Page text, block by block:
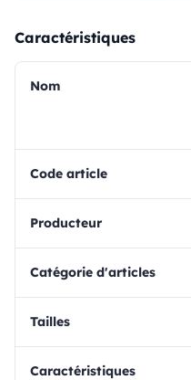
Caractéristiques
Nom
Code article
Producteur
Catégorie d'articles
Tailles
Caractéristiques